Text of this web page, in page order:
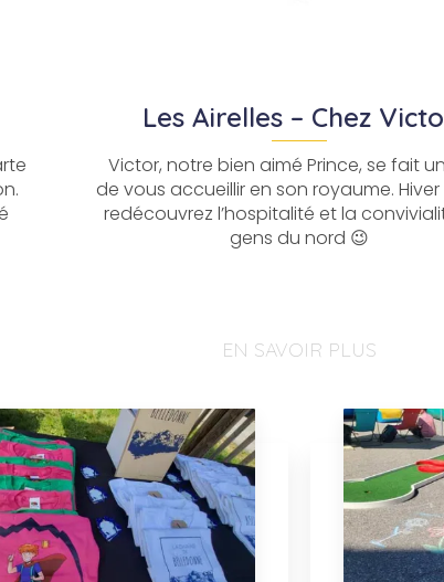
Les Airelles – Chez
Victor, notre bien aimé Prince, se fait
de vous accueillir en son royaume.
redécouvrez l’hospitalité et la
gens du nord 😉
EN SAVOIR PLUS